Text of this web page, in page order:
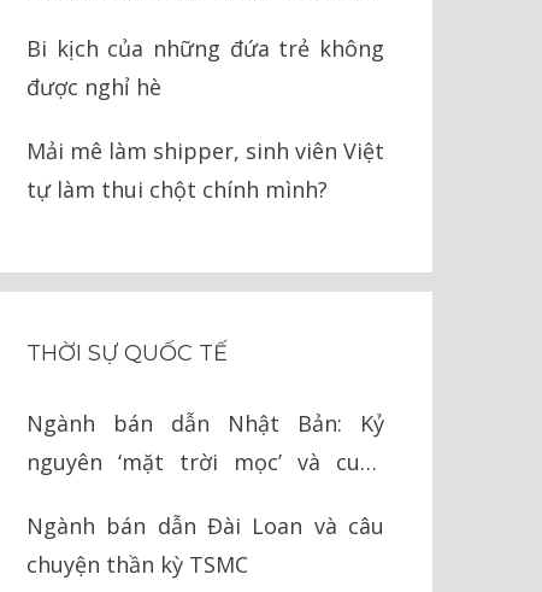
Bi kịch của những đứa trẻ không
được nghỉ hè
Mải mê làm shipper, sinh viên Việt
tự làm thui chột chính mình?
THỜI SỰ QUỐC TẾ
Ngành bán dẫn Nhật Bản: Kỷ
nguyên ‘mặt trời mọc’ và cuộc
Ngành bán dẫn Đài Loan và câu
chuyện thần kỳ TSMC